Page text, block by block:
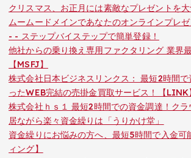
クリスマス、お正月には素敵なプレゼントを
ムームードメインであなたのオンラインプレ
- - ステップバイステップで簡単登録！
他社からの乗り換え専用ファクタリング 業界
【MSFJ】
株式会社日本ビジネスリンクス： 最短2時間
ったWEB完結の売掛金買取サービス！【LINK
株式会社ｈｓ１ 最短2時間での資金調達！ク
居ながら楽々資金繰りは「うりかけ堂」
資金繰りにお悩みの方へ、最短5時間で入金可
ィング】